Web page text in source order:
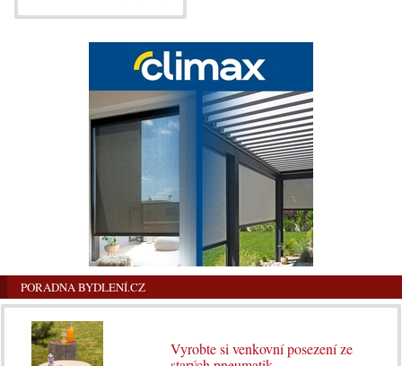
PORADNA BYDLENÍ.CZ
Vyrobte si venkovní posezení ze